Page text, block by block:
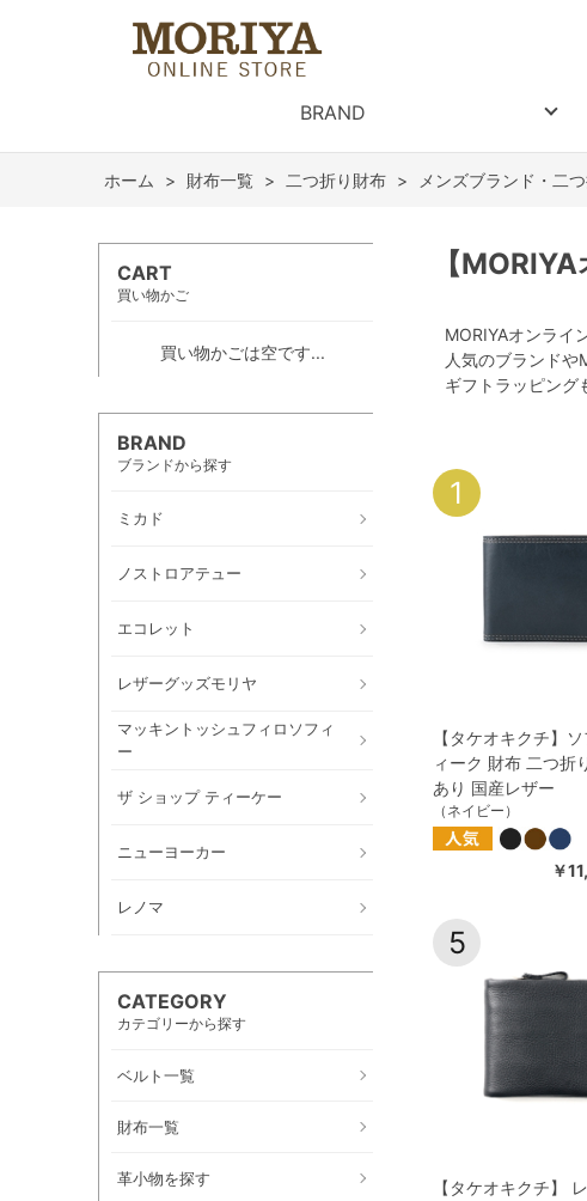
BRAND
ホーム > 財布一覧 > 二つ折り財布 > メンズブランド・二
CART
買い物かご
買い物かごは空です...
BRAND
ブランドから探す
ミカド
ノストロアテュー
エコレット
レザーグッズモリヤ
マッキントッシュフィロソフィ
ー
ザ ショップ ティーケー
ニューヨーカー
レノマ
CATEGORY
カテゴリーから探す
ベルト一覧
財布一覧
革小物を探す
【
MORIYAオンライ
人気のブランドや
ギフトラッピング
1
【タケオキクチ】
ィーク 財布 二つ折
あり 国産レザー
（ネイビー）
￥
5
【タケオキクチ】